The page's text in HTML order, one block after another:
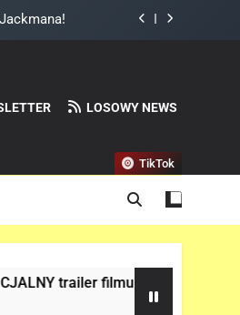
DAY”!
DAY”!
LOSOWY NEWS
TikTok
DOOMSDAY” w sieci!